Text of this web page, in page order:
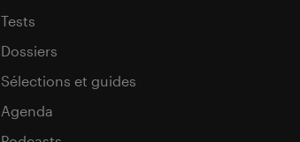
Tests
Dossiers
Sélections et guides
Agenda